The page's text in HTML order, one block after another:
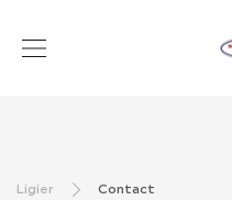
RÉSEAU
Ligier Contact